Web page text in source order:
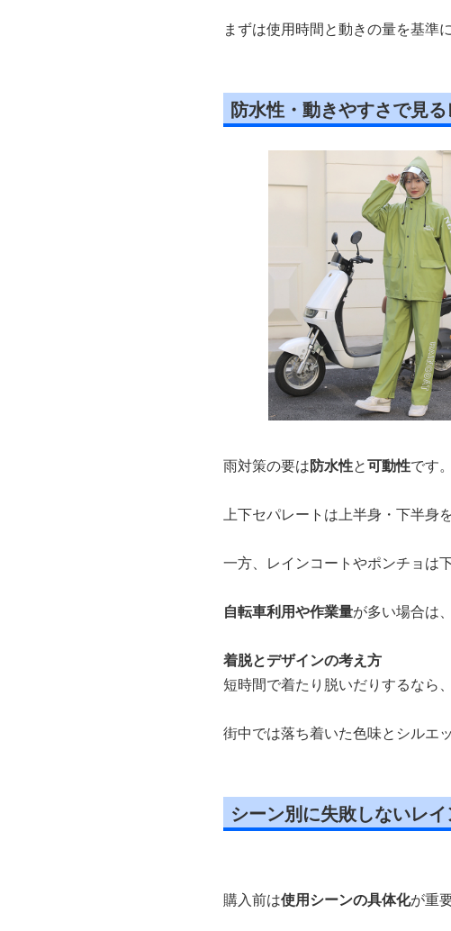
まずは使用時間と動きの量を基準
防水性・動きやすさで見
雨対策の要は防水性と可動性です。
上下セパレートは上半身・下半身
一方、レインコートやポンチョは
自転車利用や作業量が多い場合は
着脱とデザインの考え方
短時間で着たり脱いだりするなら、
街中では落ち着いた色味とシルエ
シーン別に失敗しないレ
購入前は使用シーンの具体化が重